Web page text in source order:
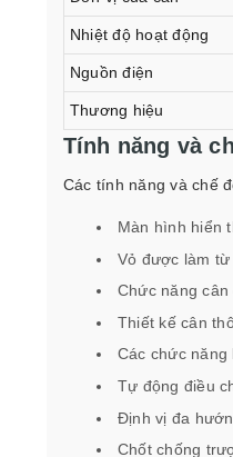
Nhiệt độ hoạt động
Nguồn điện
Thương hiệu
Tính năng và
Các tính năng và chế
Màn hình hiển
Vỏ được làm từ
Chức năng cân
Thiết kế cân
Các chức năng
Tự động điều
Định vị đa
Chốt chống